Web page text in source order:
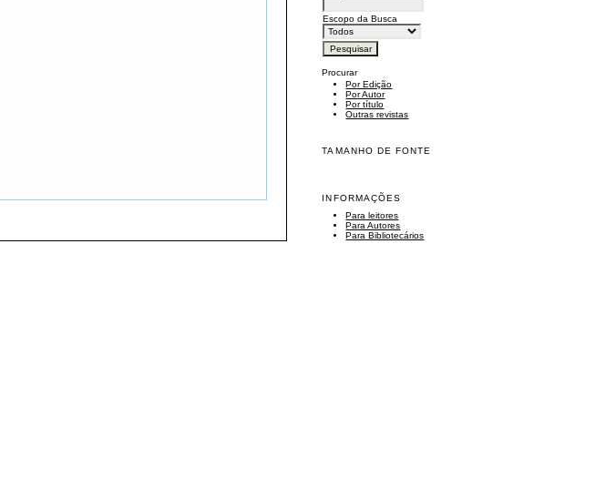
Escopo da Busca
Procurar
Por Edição
Por Autor
Por título
Outras revistas
TAMANHO DE FONTE
INFORMAÇÕES
Para leitores
Para Autores
Para Bibliotecários